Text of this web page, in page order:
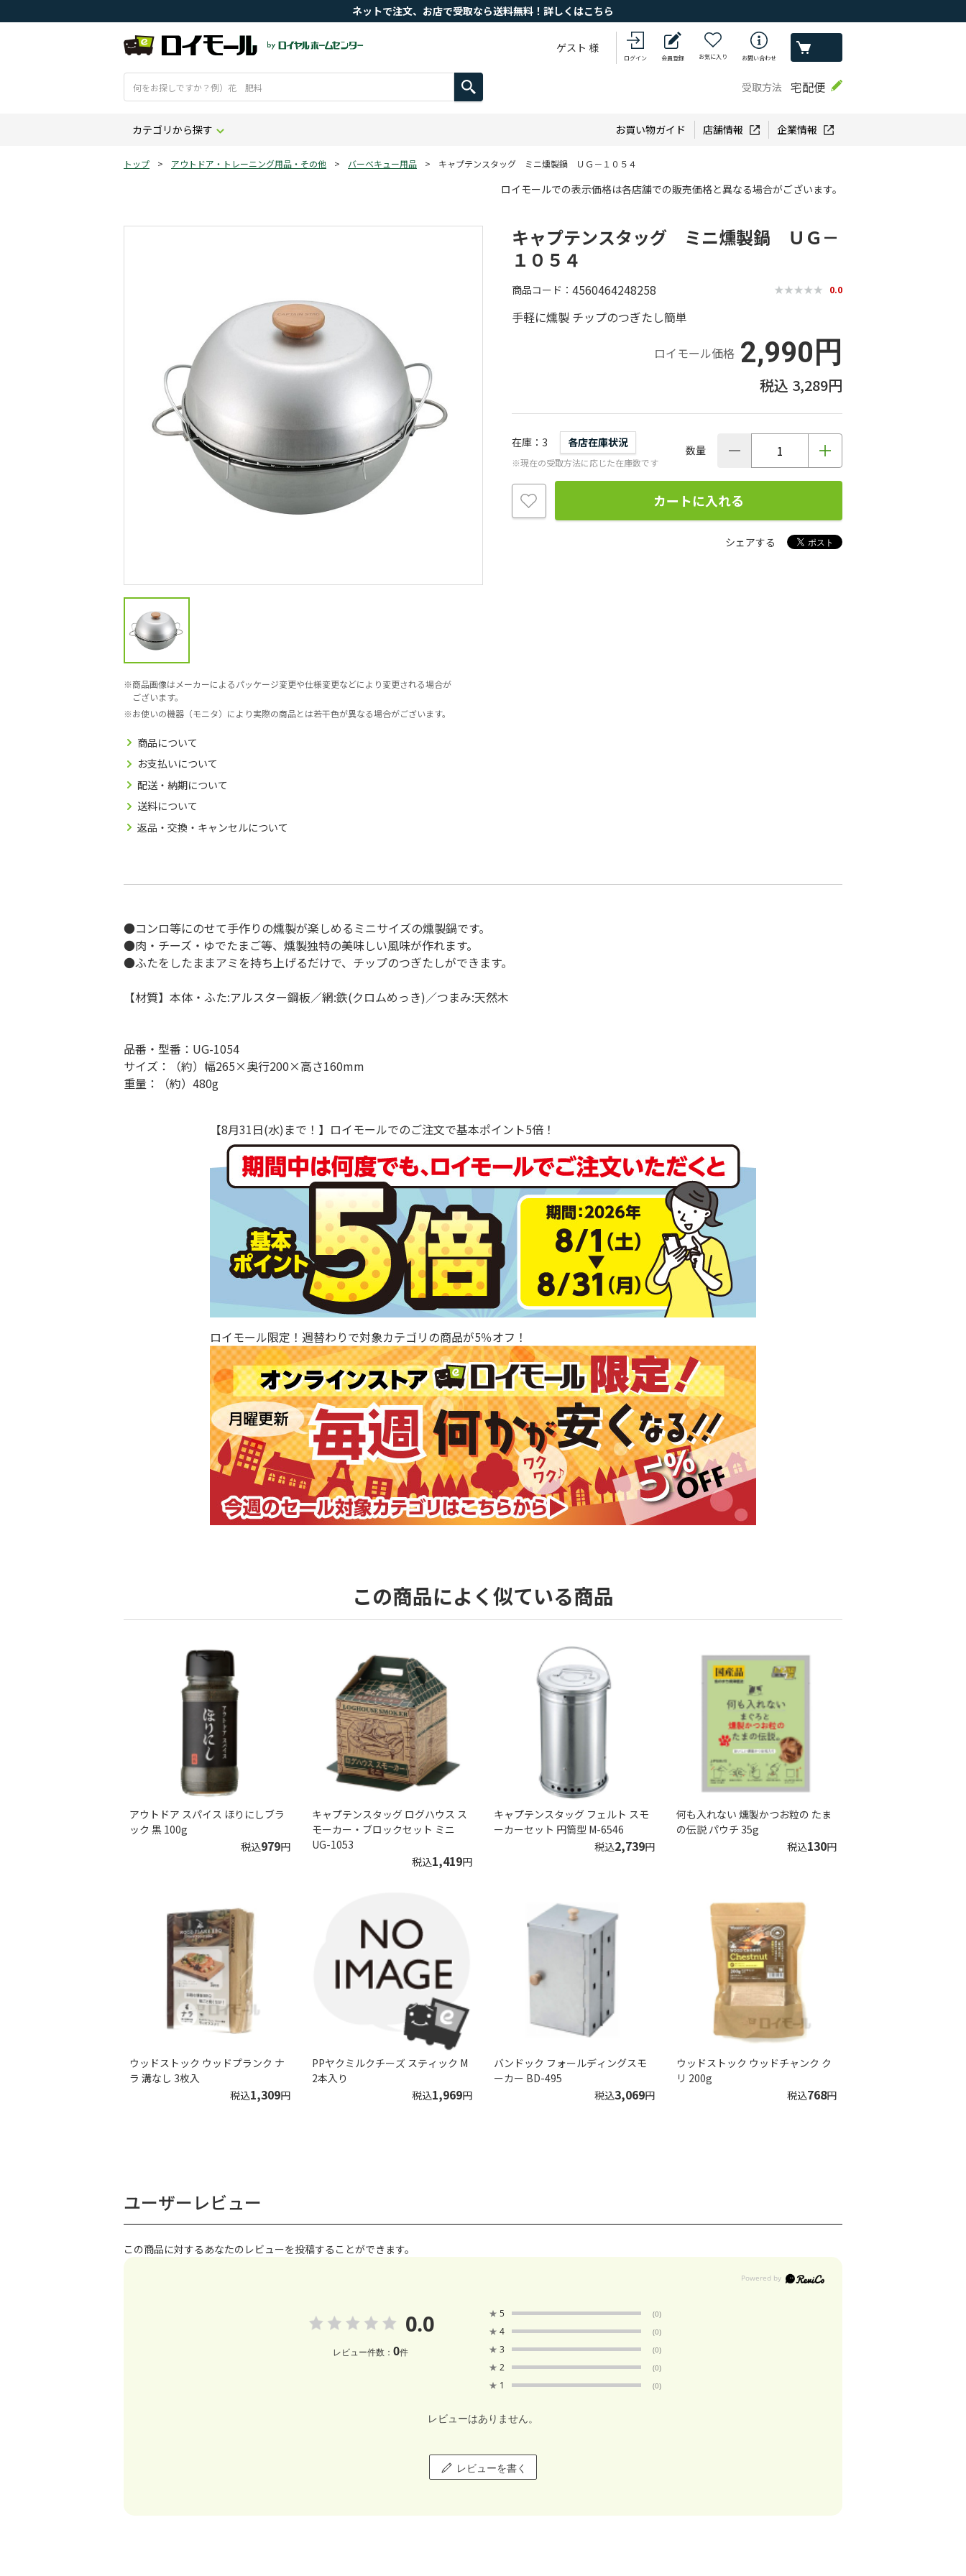
ネットで注文、お店で受取なら送料無料！詳しくはこちら
ゲスト 様
ログイン 会員登録 お気に入り お問い合わせ
受取方法 宅配便
カテゴリから探す お買い物ガイド 店舗情報 企業情報
トップ > アウトドア・トレーニング用品・その他 > バーベキュー用品 > キャプテンスタッグ ミニ燻製鍋 ＵＧ－１０５４
ロイモールでの表示価格は各店舗での販売価格と異なる場合がございます。
商品画像はメーカーによるパッケージ変更や仕様変更などにより変更される場合が
ございます。
お使いの機器（モニタ）により実際の商品とは若干色が異なる場合がございます。
商品について
お支払いについて
配送・納期について
送料について
返品・交換・キャンセルについて
キャプテンスタッグ ミニ燻製鍋 ＵＧ－
１０５４
商品コード 4560464248258 0.0
手軽に燻製 チップのつぎたし簡単
ロイモール価格 2,990円
3,289円
在庫 3 各店在庫状況
※現在の受取方法に応じた在庫数です
数量
カートに入れる
シェアする
●コンロ等にのせて手作りの燻製が楽しめるミニサイズの燻製鍋です。
●肉・チーズ・ゆでたまご等、燻製独特の美味しい風味が作れます。
●ふたをしたままアミを持ち上げるだけで、チップのつぎたしができます。
【材質】本体・ふた:アルスター鋼板／網:鉄(クロムめっき)／つまみ:天然木
品番・型番：UG-1054
サイズ：（約）幅265×奥行200×高さ160mm
重量：（約）480g
【8月31日(水)まで！】ロイモールでのご注文で基本ポイント5倍！
ロイモール限定！週替わりで対象カテゴリの商品が5％オフ！
この商品によく似ている商品
アウトドア スパイス ほりにしブラ
ック 黒 100g
税込979円
キャプテンスタッグ ログハウス ス
モーカー・ブロックセット ミニ
UG-1053
税込1,419円
キャプテンスタッグ フェルト スモ
ーカーセット 円筒型 M-6546
税込2,739円
何も入れない 燻製かつお粒の たま
の伝説 パウチ 35g
税込130円
ウッドストック ウッドプランク ナ
ラ 溝なし 3枚入
税込1,309円
PPヤクミルクチーズ スティック M
2本入り
税込1,969円
バンドック フォールディングスモ
ーカー BD-495
税込3,069円
ウッドストック ウッドチャンク ク
リ 200g
税込768円
ユーザーレビュー
この商品に対するあなたのレビューを投稿することができます。
0.0
レビュー件数： 0件
★ 5 (0)
★ 4 (0)
★ 3 (0)
★ 2 (0)
★ 1 (0)
レビューはありません。
レビューを書く